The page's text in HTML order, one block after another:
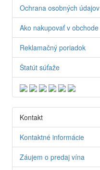
Ochrana osobných údajov
Ako nakupovať v obchode
Reklamačný poriadok
Štatút súťaže
Kontakt
Kontaktné informácie
Záujem o predaj vína